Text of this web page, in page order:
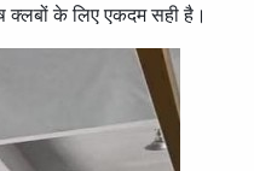
क्लबों के लिए एकदम सही है।